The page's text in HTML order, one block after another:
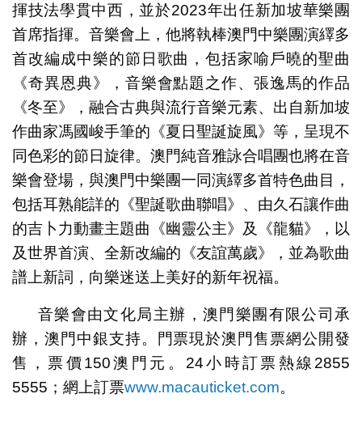
揮技法學貫中西，並於2023年出任新加坡華樂團
首席指揮。音樂會上，他將執棒澳門中樂團演繹多
首改編成中樂的節日歌曲，包括家喻戶曉的聖曲
《奇異恩典》，音樂會點題之作、張逸馬的作品
《冬至》，融合古典與流行音樂元素、出自新加坡
作曲家馮國峻手筆的《夏日聖誕旋風》等，呈現不
同色彩的節日旋律。澳門純音雅詠合唱團也將在音
樂會登場，與澳門中樂團一同演繹多首特色曲目，
包括耳熟能詳的《聖誕歌曲聯唱》、由久石讓作曲
的吉卜力動畫主題曲《幽靈公主》及《龍貓》，以
及世界首演、全新改編的《友誼萬歲》，並為歌曲
譜上新詞，向樂迷送上美好的新年祝福。
音樂會由文化局主辦，澳門樂團有限公司承
辦，澳門中銀支持。門票現於澳門售票網公開發
售，票價150澳門元。24小時訂票熱線2855
5555；網上訂票www.macauticket.com。